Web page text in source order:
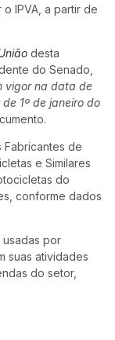
IPVA, a partir de
desta
do Senado,
vigor na data de
1º de janeiro do
Fabricantes de
e Similares
do
conforme dados
usadas por
suas atividades
do setor,